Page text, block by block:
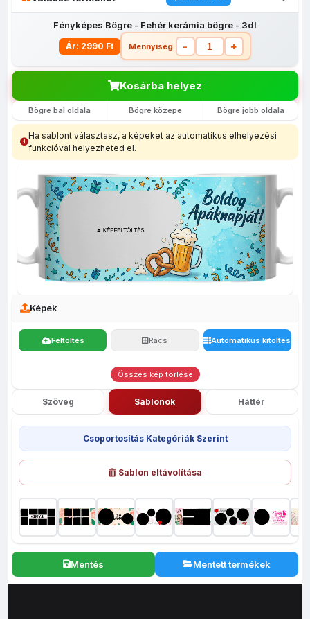
Fényképes Bögre - Fehér kerámia bögre - 3dl
Ár: 2990 Ft Mennyiség: - +
Bögrék
Fényképes
egérpadok
(40x60)
tolltartó
szatyor
Kosárba helyez
Képek
Feltöltés Rács Automatikus kitöltés
Összes kép törlése
Szöveg Sablonok Háttér
Csoportosítás Kategóriák Szerint
Sablon eltávolítása
Bögre bal oldala Bögre közepe Bögre jobb oldala
Ha sablont választasz, a képeket az automatikus elhelyezési
funkcióval helyezheted el.
Mentés Mentett termékek